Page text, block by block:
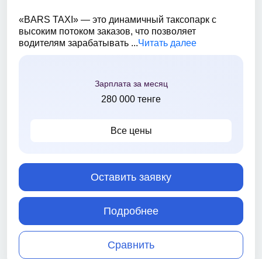
«BARS TAXI» — это динамичный таксопарк с
высоким потоком заказов, что позволяет
водителям зарабатывать ...Читать далее
Зарплата за месяц
280 000 тенге
Все цены
Сравнить
Оставить заявку
Подробнее